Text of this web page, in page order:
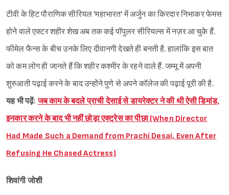
टीवी के हिट पौराणिक सीरियल 'महाभारत' में अर्जुन का किरदार निभाकर फेमस
होने वाले एक्टर शहीर शेख अब तक कई पॉपुलर सीरियल्स में नज़र आ चुके हैं.
फीमेल फैन्स के बीच उनके लिए दीवानगी देखते ही बनती है. हालांकि इस बात
को कम लोग ही जानते हैं कि शहीर कश्मीर के रहने वाले हैं. जम्मू में अपनी
शुरुआती पढ़ाई करने के बाद उन्होंने पुणे से अपने कॉलेज की पढ़ाई पूरी की है.
यह भी पढ़ें:जब काम के बदले प्राची देसाई से डायरेक्टर ने की थी ऐसी डिमांड,
इनकार करने के बाद भी नहीं छोड़ा एक्ट्रेस का पीछा (When Director
Had Made Such a Demand from Prachi Desai, Even After
Refusing He Chased Actress)
शिवांगी जोशी